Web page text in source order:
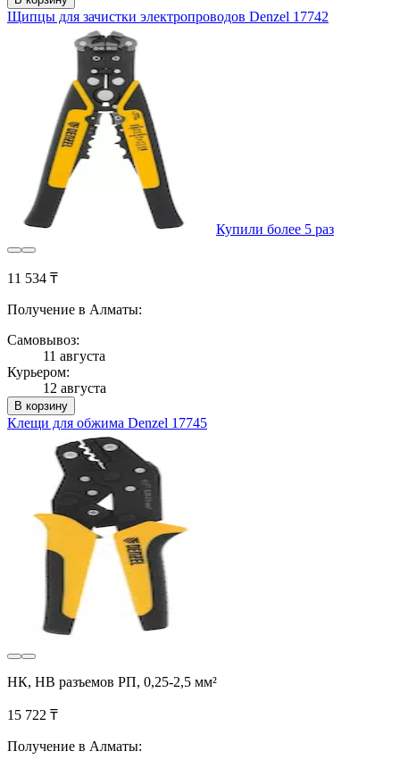
Щипцы для зачистки электропроводов Denzel 17742
Купили более 5 раз
11 534 ₸
Получение в Алматы:
Самовывоз:
11 августа
Курьером:
12 августа
В корзину
Клещи для обжима Denzel 17745
НК, НВ разъемов РП, 0,25-2,5 мм²
15 722 ₸
Получение в Алматы: